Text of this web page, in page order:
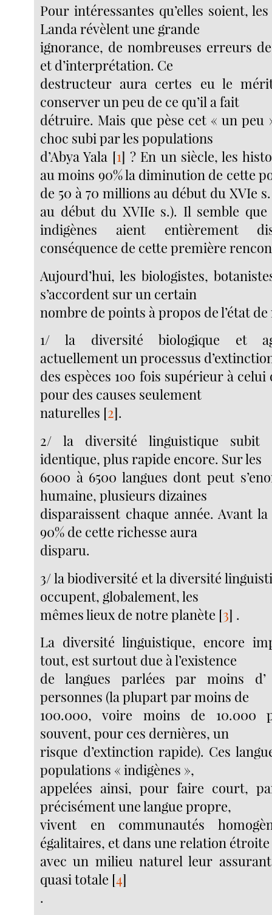
Pour intéressantes qu’elles soient,
Landa révèlent une grande
ignorance, de nombreuses erreurs
et d’interprétation. Ce
destructeur aura certes eu le
conserver un peu de ce qu’il a fait
détruire. Mais que pèse cet « un
choc subi par les populations
d’Abya Yala [1] ? En un siècle, les
au moins 90% la diminution de cette
de 50 à 70 millions au début du XVIe
au début du XVIIe s.). Il semble que
indigènes aient entièrement
conséquence de cette première
Aujourd’hui, les biologistes,
s’accordent sur un certain
nombre de points à propos de l’état
1/ la diversité biologique et
actuellement un processus
des espèces 100 fois supérieur à
pour des causes seulement
naturelles [2].
2/ la diversité linguistique subit
identique, plus rapide encore. Sur les
6000 à 6500 langues dont peut
humaine, plusieurs dizaines
disparaissent chaque année. Avant
90% de cette richesse aura
disparu.
3/ la biodiversité et la diversité
occupent, globalement, les
mêmes lieux de notre planète [3] .
La diversité linguistique, encore
tout, est surtout due à l’existence
de langues parlées par moins
personnes (la plupart par moins de
100.000, voire moins de 10.000
souvent, pour ces dernières, un
risque d’extinction rapide). Ces
populations « indigènes »,
appelées ainsi, pour faire court,
précisément une langue propre,
vivent en communautés
égalitaires, et dans une relation étroite
avec un milieu naturel leur
quasi totale [4]
.